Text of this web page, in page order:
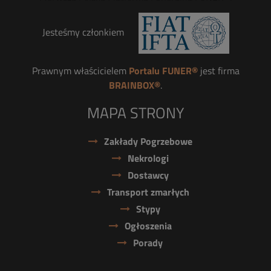
Jesteśmy członkiem
Prawnym właścicielem Portalu FUNER®jest firma
BRAINBOX®.
MAPA STRONY
Zakłady Pogrzebowe
Nekrologi
Dostawcy
Transport zmarłych
Stypy
Ogłoszenia
Porady